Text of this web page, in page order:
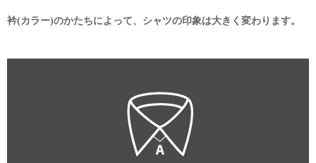
衿(カラー)のかたちによって、シャツの印象は大きく変わります。